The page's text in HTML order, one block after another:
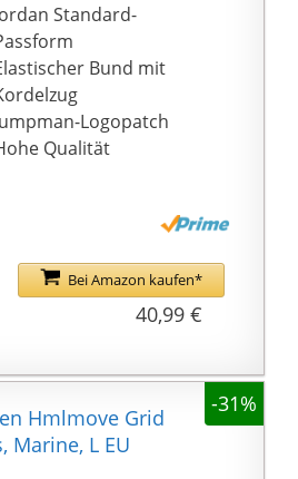
Standard-
Bund mit
Logopatch
Qualität
Bei Amazon kaufen*
40,99 €
-31%
Hmlmove Grid
Marine, L EU